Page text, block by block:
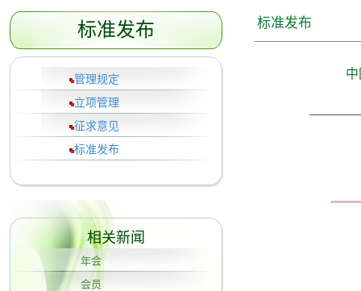
标准发布
管理规定
立项管理
征求意见
标准发布
相关新闻
年会
会员
标准发布